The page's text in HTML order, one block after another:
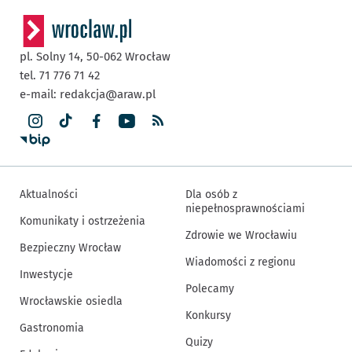
pl. Solny 14, 50-062 Wrocław
tel. 71 776 71 42
e-mail: redakcja@araw.pl
Aktualności
Komunikaty i ostrzeżenia
Bezpieczny Wrocław
Inwestycje
Wrocławskie osiedla
Gastronomia
Dla osób z
niepełnosprawnościami
Zdrowie we Wrocławiu
Wiadomości z regionu
Polecamy
Konkursy
Quizy